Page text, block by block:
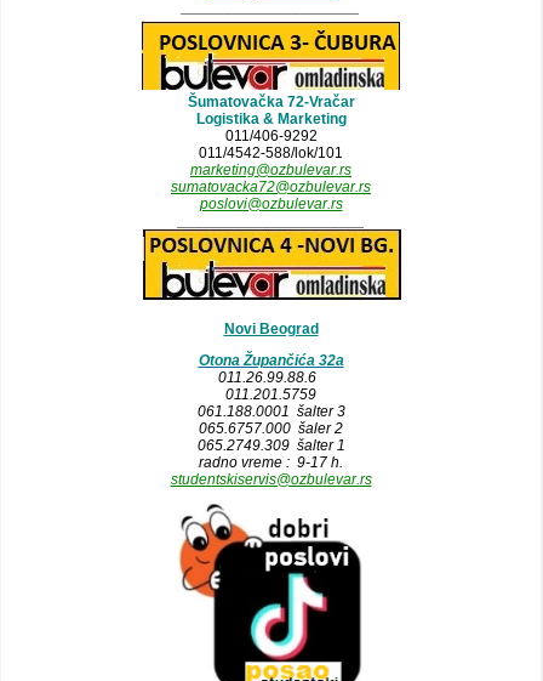
Šumatovačka 72-Vračar
Logistika & Marketing
011/406-9292
011/4542-588/lok/101
marketing@ozbulevar.rs
sumatovacka72@ozbulevar.rs
poslovi@ozbulevar.rs
Novi Beograd
Otona Župančića 32a
011.26.99.88.6
011.201.5759
061.188.0001 šalter 3
065.6757.000 šaler 2
065.2749.309 šalter 1
radno vreme : 9-17 h.
studentskiservis@ozbulevar.rs